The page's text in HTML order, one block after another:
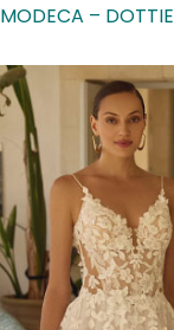
MODECA – DOTTIE